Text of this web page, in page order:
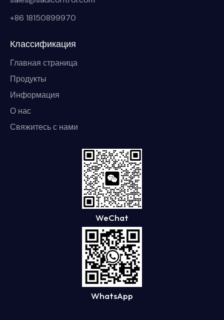
+86 18150899970
Классификация
Главная страница
Продукты
Информация
О нас
Свяжитесь с нами
WeChat
WhatsApp